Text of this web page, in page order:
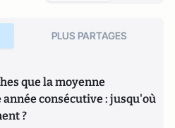
PLUS PARTAGES
que la moyenne
consécutive : jusqu'où
?